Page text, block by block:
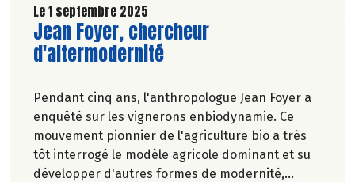
Le 1 septembre 2025
Lire la suite de l'article
Jean Foyer, chercheur
d'altermodernité
Pendant cinq ans, l'anthropologue Jean Foyer a
enquêté sur les vignerons enbiodynamie. Ce
mouvement pionnier de l'agriculture bio a très
tôt interrogé le modèle agricole dominant et su
développer d'autres formes de modernité,